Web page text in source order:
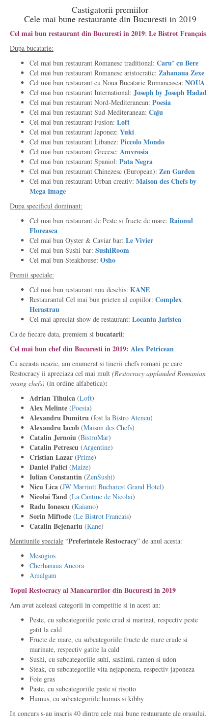
Castigatorii premiilor
Cele mai bune restaurante din Bucuresti in 2019
Cel mai bun restaurant din Bucuresti in 2019: Le Bistrot Français
Dupa bucatarie:
Cel mai bun restaurant Romanesc traditional: Caru’ cu Bere
Cel mai bun restaurant Romanesc aristocratic: ZahanauaZexe
Cel mai bun restaurant cu Noua Bucatarie Romaneasca: NOUA
Cel mai bun restaurant International: Joseph by Joseph Hadad
Cel mai bun restaurant Nord-Mediteranean: Poesia
Cel mai bun restaurant Sud-Mediteranean: Caju
Cel mai bun restaurant Fusion: Loft
Cel mai bun restaurant Japonez: Yuki
Cel mai bun restaurant Libanez: PiccoloMondo
Cel mai bun restaurant Grecesc: Amvrosia
Cel mai bun restaurant Spaniol: PataNegra
Cel mai bun restaurant Chinezesc (European): ZenGarden
Cel mai bun restaurant Urban creativ: MaisondesChefs by
Mega Image
Dupa specificul dominant:
Cel mai bun restaurant de Peste si fructe de mare: Raionul
Floreasca
Cel mai bun Oyster & Caviar bar: LeVivier
Cel mai bun Sushi bar: SushiRoom
Cel mai bun Steakhouse: Osho
Premii speciale:
Cel mai bun restaurant nou deschis: KANE
Restaurantul Cel mai bun prieten al copiilor: Complex
Herastrau
Cel mai apreciat show de restaurant: LocantaJaristea
Ca de fiecare data, premiem si bucatarii:
Cel mai bun chef din Bucuresti in 2019: Alex Petricean
Cu aceasta ocazie, am enumerat si tinerii chefs romani pe care
Restocracy ii apreciaza cel mai mult (Restocracy applauded Romanian
young chefs) (in ordine alfabetica):
AdrianTihulca (Loft)
AlexMelinte (Poesia)
AlexandruDumitru (fost la Bistro Ateneu)
AlexandruIacob (Maison des Chefs)
CatalinJernoiu (BistroMar)
Catalin Petrescu (Argentine)
CristianLazar (Prime)
Daniel Palici (Maize)
IulianConstantin (ZenSushi)
NicuLica (JW Marriott Bucharest Grand Hotel)
NicolaiTand (La Cantine de Nicolai)
Radu Ionescu (Kaiamo)
Sorin Miftode (Le Bistrot Francais)
CatalinBejenariu (Kane)
Mentiunile speciale “Preferintele Restocracy” de anul acesta:
Mesogios
Cherhanaua Ancora
Amalgam
Topul Restocracy al Mancarurilor din Bucuresti in 2019
Am avut aceleasi categorii in competitie si in acest an:
Peste, cu subcategoriile peste crud si marinat, respectiv peste
gatit la cald
Fructe de mare, cu subcategoriile fructe de mare crude si
marinate, respectiv gatite la cald
Sushi, cu subcategoriile suhi, sashimi, ramen si udon
Steak, cu subcategoriile vita nejaponeza, respectiv japoneza
Foie gras
Paste, cu subcategoriile paste si risotto
Humus, cu subcategoriile humus si kibby
In concurs s-au inscris 40 dintre cele mai bune restaurante ale orasului.